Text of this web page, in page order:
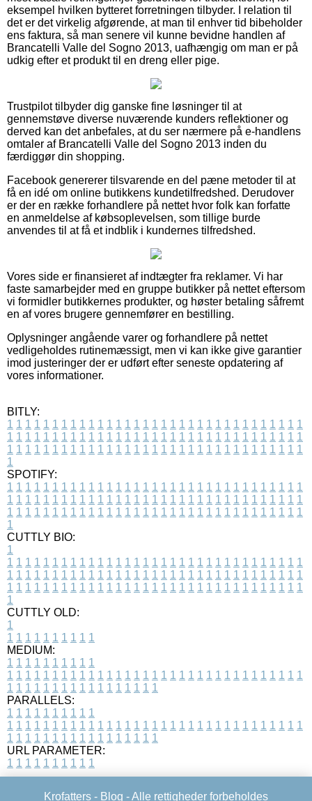
eksempel hvilken bytteret forretningen tilbyder. I relation til
det er det virkelig afgørende, at man til enhver tid bibeholder
ens faktura, så man senere vil kunne bevidne handlen af
Brancatelli Valle del Sogno 2013, uafhængig om man er på
udkig efter et produkt til en dreng eller pige.
Trustpilot tilbyder dig ganske fine løsninger til at
gennemstøve diverse nuværende kunders reflektioner og
derved kan det anbefales, at du ser nærmere på e-handlens
omtaler af Brancatelli Valle del Sogno 2013 inden du
færdiggør din shopping.
Facebook genererer tilsvarende en del pæne metoder til at
få en idé om online butikkens kundetilfredshed. Derudover
er der en række forhandlere på nettet hvor folk kan forfatte
en anmeldelse af købsoplevelsen, som tillige burde
anvendes til at få et indblik i kundernes tilfredshed.
Vores side er finansieret af indtægter fra reklamer. Vi har
faste samarbejder med en gruppe butikker på nettet eftersom
vi formidler butikkernes produkter, og høster betaling såfremt
en af vores brugere gennemfører en bestilling.
Oplysninger angående varer og forhandlere på nettet
vedligeholdes rutinemæssigt, men vi kan ikke give garantier
imod justeringer der er udført efter seneste opdatering af
vores informationer.
BITLY:
1 1 1 1 1 1 1 1 1 1 1 1 1 1 1 1 1 1 1 1 1 1 1 1 1 1 1 1 1 1 1 1 1
1 1 1 1 1 1 1 1 1 1 1 1 1 1 1 1 1 1 1 1 1 1 1 1 1 1 1 1 1 1 1 1 1
1 1 1 1 1 1 1 1 1 1 1 1 1 1 1 1 1 1 1 1 1 1 1 1 1 1 1 1 1 1 1 1 1
1
SPOTIFY:
1 1 1 1 1 1 1 1 1 1 1 1 1 1 1 1 1 1 1 1 1 1 1 1 1 1 1 1 1 1 1 1 1
1 1 1 1 1 1 1 1 1 1 1 1 1 1 1 1 1 1 1 1 1 1 1 1 1 1 1 1 1 1 1 1 1
1 1 1 1 1 1 1 1 1 1 1 1 1 1 1 1 1 1 1 1 1 1 1 1 1 1 1 1 1 1 1 1 1
1
CUTTLY BIO:
1
1 1 1 1 1 1 1 1 1 1 1 1 1 1 1 1 1 1 1 1 1 1 1 1 1 1 1 1 1 1 1 1 1
1 1 1 1 1 1 1 1 1 1 1 1 1 1 1 1 1 1 1 1 1 1 1 1 1 1 1 1 1 1 1 1 1
1 1 1 1 1 1 1 1 1 1 1 1 1 1 1 1 1 1 1 1 1 1 1 1 1 1 1 1 1 1 1 1 1
1
CUTTLY OLD:
1
1 1 1 1 1 1 1 1 1 1
MEDIUM:
1 1 1 1 1 1 1 1 1 1
1 1 1 1 1 1 1 1 1 1 1 1 1 1 1 1 1 1 1 1 1 1 1 1 1 1 1 1 1 1 1 1 1
1 1 1 1 1 1 1 1 1 1 1 1 1 1 1 1 1
PARALLELS:
1 1 1 1 1 1 1 1 1 1
1 1 1 1 1 1 1 1 1 1 1 1 1 1 1 1 1 1 1 1 1 1 1 1 1 1 1 1 1 1 1 1 1
1 1 1 1 1 1 1 1 1 1 1 1 1 1 1 1 1
URL PARAMETER:
1 1 1 1 1 1 1 1 1 1
Krofatters - Blog - Alle rettigheder forbeholdes